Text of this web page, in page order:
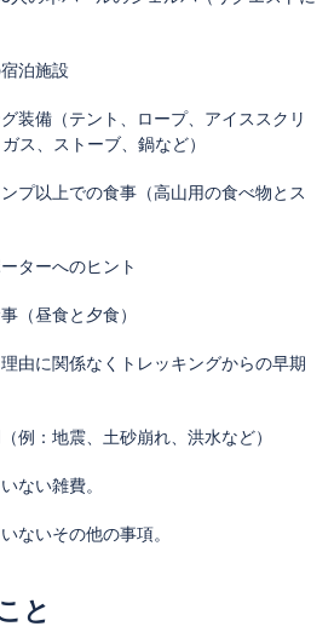
泊施設
装備（テント、ロープ、アイススクリ
ス、ストーブ、鍋など）
プ以上での食事（高山用の食べ物とス
ターへのヒント
（昼食と夕食）
由に関係なくトレッキングからの早期
例：地震、土砂崩れ、洪水など）
ない雑費。
ないその他の事項。
と